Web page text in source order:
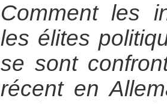
Comment les
les élites
se sont
récent en